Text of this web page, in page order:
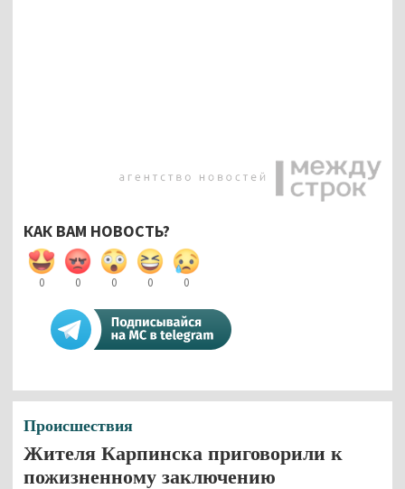
КАК ВАМ НОВОСТЬ?
0 0 0 0 0
Происшествия
Жителя Карпинска приговорили к
пожизненному заключению